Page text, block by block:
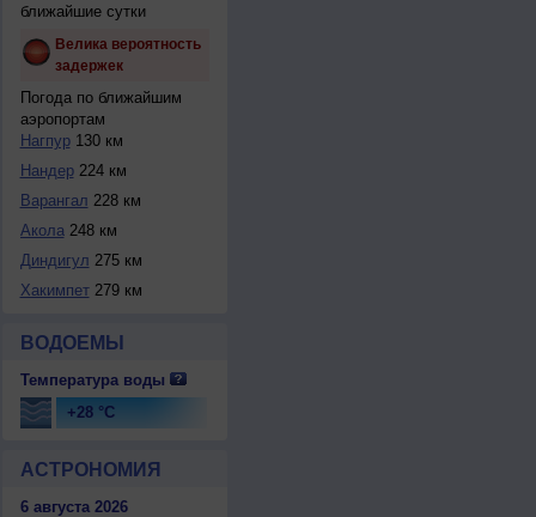
ближайшие сутки
Велика вероятность
задержек
Погода по ближайшим
аэропортам
Нагпур130 км
Нандер224 км
Варангал 228 км
Акола248 км
Диндигул 275 км
Хакимпет279 км
ВОДОЕМЫ
Температура воды
+28 °C
АСТРОНОМИЯ
6 августа 2026